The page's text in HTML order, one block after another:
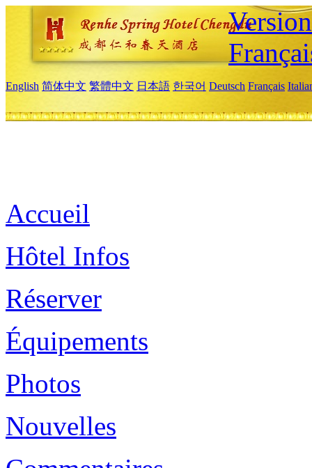
English 简体中文 繁體中文 日本語 한국어 Deutsch Français
Accueil
Hôtel Infos
Réserver
Équipements
Photos
Nouvelles